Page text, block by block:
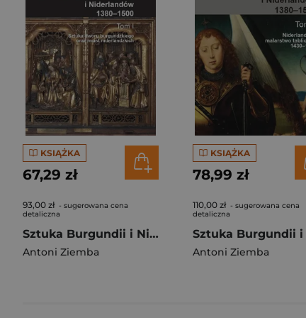
KSIĄŻKA
67,29 zł
93,00 zł - sugerowana cena
detaliczna
Sztuka Burgundii i Niderlandów 1380-1500 Tom 1 Sztuka dworu burgundzkiego oraz miast niderlandzkich
Antoni Ziemba
KSIĄŻKA
78,99 zł
110,00 zł - sugerowana cena
detaliczna
Antoni Ziemba